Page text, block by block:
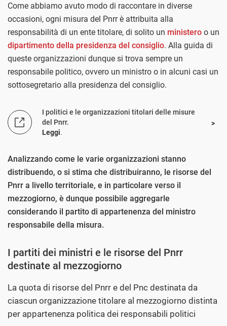
Come abbiamo avuto modo di raccontare in diverse
occasioni, ogni misura del Pnrr è attribuita alla
responsabilità di un ente titolare, di solito un ministero o un
dipartimento della presidenza del consiglio. Alla guida di
queste organizzazioni dunque si trova sempre un
responsabile politico, ovvero un ministro o in alcuni casi un
sottosegretario alla presidenza del consiglio.
I politici e le organizzazioni titolari delle misure
del Pnrr.
Leggi.
Analizzando come le varie organizzazioni stanno
distribuendo, o si stima che distribuiranno, le risorse del
Pnrr a livello territoriale, e in particolare verso il
mezzogiorno, è dunque possibile aggregarle
considerando il partito di appartenenza del ministro
responsabile della misura.
I partiti dei ministri e le risorse del Pnrr
destinate al mezzogiorno
La quota di risorse del Pnrr e del Pnc destinata da
ciascun organizzazione titolare al mezzogiorno distinta
per appartenenza politica dei responsabili politici